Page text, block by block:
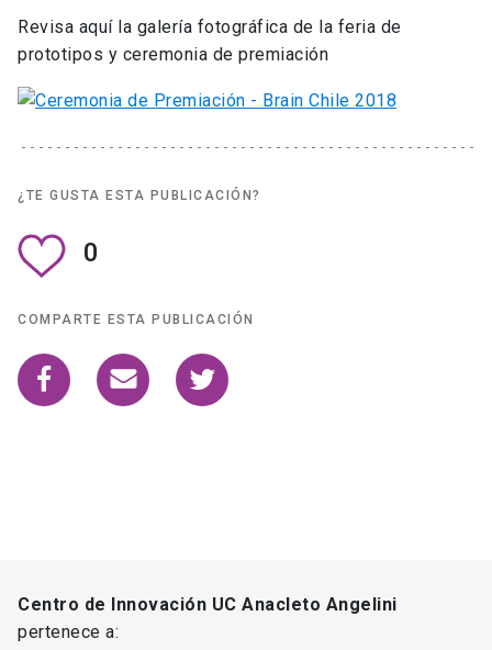
Revisa aquí la galería fotográfica de la feria de
prototipos y ceremonia de premiación
¿TE GUSTA ESTA PUBLICACIÓN?
0
COMPARTE ESTA PUBLICACIÓN
Centro de Innovación UC Anacleto Angelini
pertenece a: